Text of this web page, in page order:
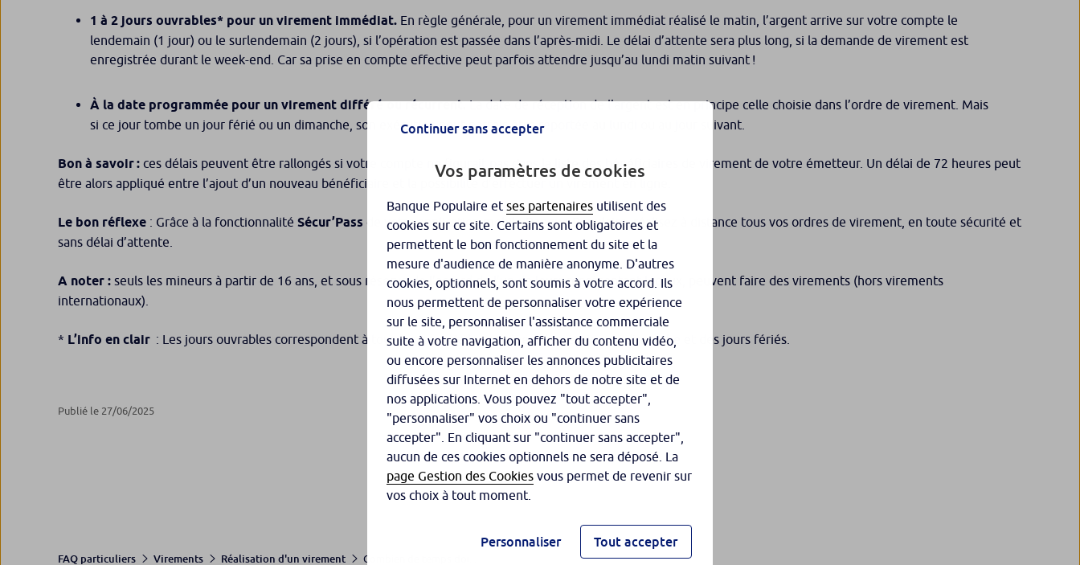
1 à 2 jours ouvrables* pour un virement immédiat. En règle générale, pour un virement immédiat réalisé le matin, l’argent arrive sur votre compte le
lendemain (1 jour) ou le surlendemain (2 jours), si l’opération est passée dans l’après-midi. Le délai d’attente sera plus long, si la demande de virement est
enregistrée durant le week-end. Car sa prise en compte effective peut parfois attendre jusqu’au lundi matin suivant !
À la date programmée pour un virement différé ou récurrent.La date de réception de l’argent est en principe celle choisie dans l’ordre de virement. Mais
si ce jour tombe un jour férié ou un dimanche, son exécution peut parfois être reportée au lundi ou au jour suivant.
Bon à savoir : ces délais peuvent être rallongés si votre compte ne figurait pas dans la liste des bénéficiaires de virement de votre émetteur. Un délai de 72 heures peut
être alors appliqué entre l’ajout d’un nouveau bénéficiaire et la possibilité d’effectuer un virement en ligne.
Le bon réflexe : Grâce à la fonctionnalité Sécur’Pass de votre application mobile Banque Populaire, réalisez à distance tous vos ordres de virement, en toute sécurité et
sans délai d’attente.
A noter : seuls les mineurs à partir de 16 ans, et sous réserve de l’accord de l’un de leurs représentant légaux, peuvent faire des virements (hors virements
internationaux).
* L’info en clair : Les jours ouvrables correspondent à tous les jours de la semaine à l’exception du dimanche et des jours fériés.
Publié le 27/06/2025
FAQ particuliers Virements Réalisation d'un virement Combien de temps doi...
Continuer sans accepter
Vos paramètres de cookies
Banque Populaire et ses partenaires utilisent des
cookies sur ce site. Certains sont obligatoires et
permettent le bon fonctionnement du site et la
mesure d'audience de manière anonyme. D'autres
cookies, optionnels, sont soumis à votre accord. Ils
nous permettent de personnaliser votre expérience
sur le site, personnaliser l'assistance commerciale
suite à votre navigation, afficher du contenu vidéo,
ou encore personnaliser les annonces publicitaires
diffusées sur Internet en dehors de notre site et de
nos applications. Vous pouvez "tout accepter",
"personnaliser" vos choix ou "continuer sans
accepter". En cliquant sur "continuer sans accepter",
aucun de ces cookies optionnels ne sera déposé. La
page Gestion des Cookies vous permet de revenir sur
vos choix à tout moment.
Personnaliser Tout accepter